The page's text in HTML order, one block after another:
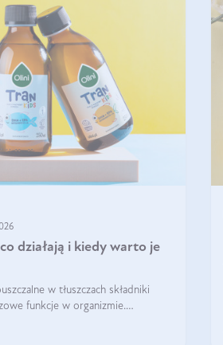
działają i kiedy warto je
w tłuszczach składniki
funkcje w organizmie.
kości.